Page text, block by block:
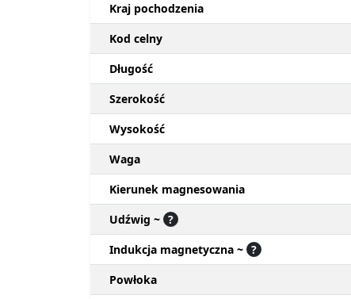
Kraj pochodzenia
Kod celny
Długość
Szerokość
Wysokość
Waga
Kierunek magnesowania
Udźwig ~ ?
Indukcja magnetyczna ~ ?
Powłoka